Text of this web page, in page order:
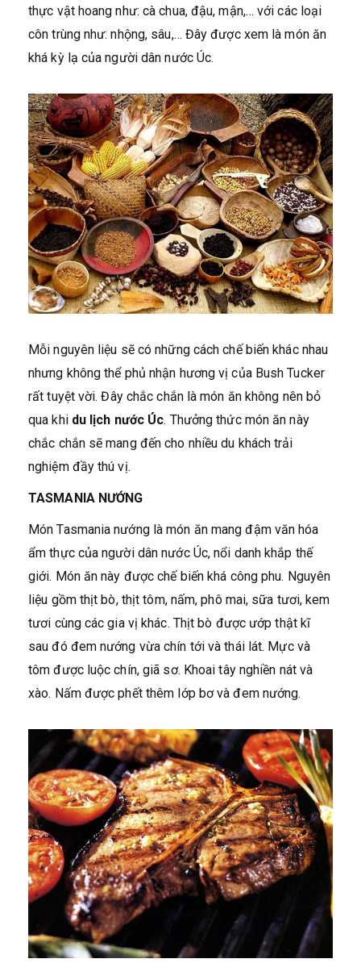
thực vật hoang như: cà chua, đậu, mận,… với các loại
côn trùng như: nhộng, sâu,… Đây được xem là món ăn
khá kỳ lạ của người dân nước Úc.
Mỗi nguyên liệu sẽ có những cách chế biến khác nhau
nhưng không thể phủ nhận hương vị của Bush Tucker
rất tuyệt vời. Đây chắc chắn là món ăn không nên bỏ
qua khi du lịch nước Úc. Thưởng thức món ăn này
chắc chắn sẽ mang đến cho nhiều du khách trải
nghiệm đầy thú vị.
TASMANIA NƯỚNG
Món Tasmania nướng là món ăn mang đậm văn hóa
ẩm thực của người dân nước Úc, nổi danh khắp thế
giới. Món ăn này được chế biến khá công phu. Nguyên
liệu gồm thịt bò, thịt tôm, nấm, phô mai, sữa tươi, kem
tươi cùng các gia vị khác. Thịt bò được ướp thật kĩ
sau đó đem nướng vừa chín tới và thái lát. Mực và
tôm được luộc chín, giã sơ. Khoai tây nghiền nát và
xào. Nấm được phết thêm lớp bơ và đem nướng.